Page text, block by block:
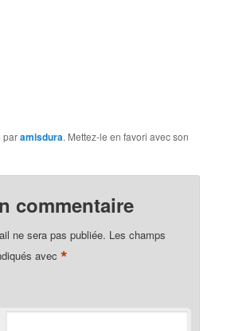
paramisdura. Mettez-le en favori avec son
commentaire
ne sera pas publiée. Les champs
avec*